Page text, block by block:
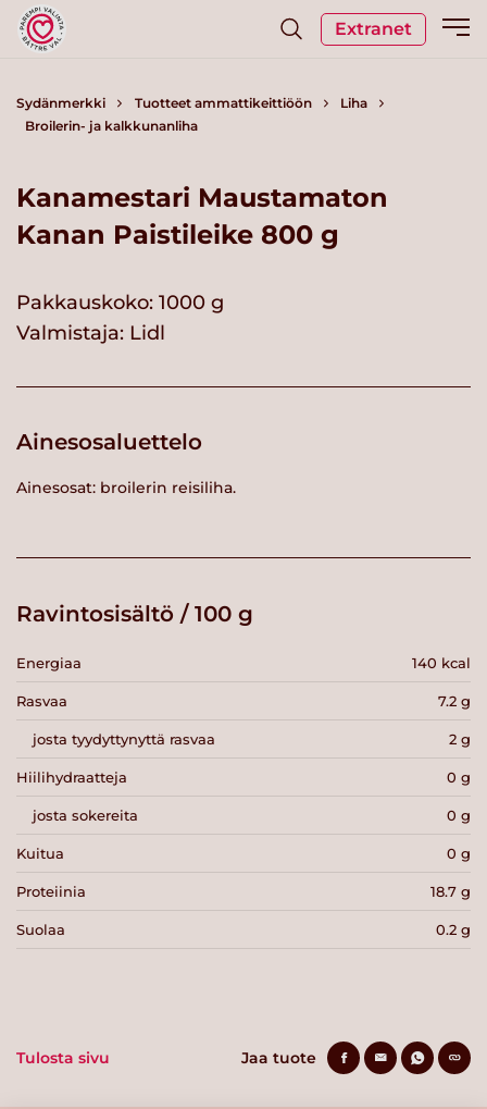
Extranet
Sydänmerkki Tuotteet ammattikeittiöön
Liha
Broilerin- ja kalkkunanliha
Kanamestari Maustamaton
Kanan Paistileike 800 g
Pakkauskoko: 1000 g
Valmistaja: Lidl
Ainesosaluettelo
Ainesosat: broilerin reisiliha.
Ravintosisältö / 100 g
Energiaa 140 kcal
Rasvaa 7.2 g
josta tyydyttynyttä rasvaa 2 g
Hiilihydraatteja 0 g
josta sokereita 0 g
Kuitua 0 g
Proteiinia 18.7 g
Suolaa 0.2 g
Tulosta sivu Jaa tuote